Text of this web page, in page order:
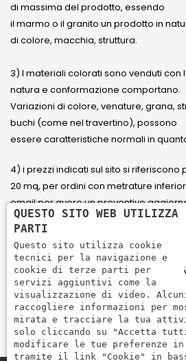
di massima del prodotto, essendo
il marmo o il granito un prodotto in
di colore, macchia, struttura.
3) I materiali colorati sono venduti con
natura e conformazione comportano.
Variazioni di colore, venature, grana,
buchi (come nel travertino), possono
essere caratteristiche normali in
4) i prezzi indicati sul sito si riferiscono
20 mq, per ordini con metrature
email per avere un preventivo
il cliente.
5) Paga con Carta di credito Visa, Visa
Mastercard tramite il circuito PayPal.
inviare denaro e accettare pagamenti
semplice e sicuro.
QUESTO SITO WEB UTILIZZA
PARTI
Questo sito utilizza cookie
tecnici per la navigazione e
cookie di terze parti per
servizi aggiuntivi come la
visualizzazione di video.
raccogliere informazioni per
mirata e tracciare la tua
solo cliccando su "Accetta
modificare le tue preferenze in
tramite il link "Cookie" in